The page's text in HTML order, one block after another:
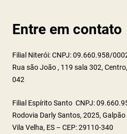
Entre em contato
Filial Niterói: CNPJ: 09.660.958/
Rua são João , 119 sala 302,
042
Filial Espírito Santo CNPJ:
Rodovia Darly Santos, 2025,
Vila Velha, ES – CEP: 29110-340